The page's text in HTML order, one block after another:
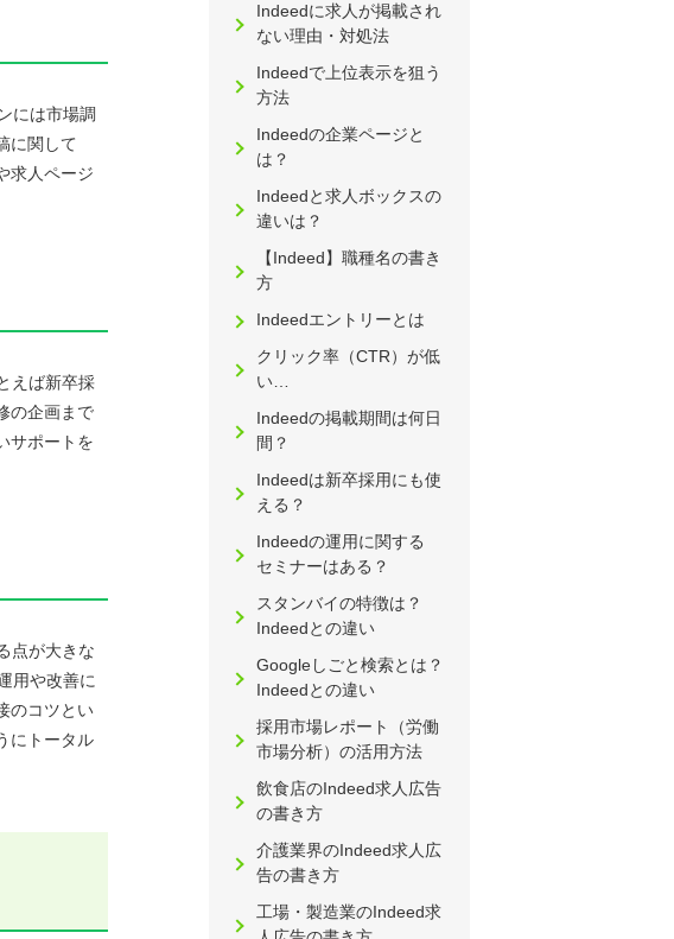
には市場調
に関して
求人ページ
えば新卒採
の企画まで
サポートを
点が大きな
用や改善に
のコツとい
にトータル
Indeedに求人が掲載され
ない理由・対処法
Indeedで上位表示を狙う
方法
Indeedの企業ページと
は？
Indeedと求人ボックスの
違いは？
【Indeed】職種名の書き
方
Indeedエントリーとは
クリック率（CTR）が低
い…
Indeedの掲載期間は何日
間？
Indeedは新卒採用にも使
える？
Indeedの運用に関する
セミナーはある？
スタンバイの特徴は？
Indeedとの違い
Googleしごと検索とは？
Indeedとの違い
採用市場レポート（労働
市場分析）の活用方法
飲食店のIndeed求人広告
の書き方
介護業界のIndeed求人広
告の書き方
工場・製造業のIndeed求